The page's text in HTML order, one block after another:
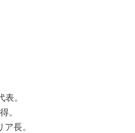
。
。
ア長。